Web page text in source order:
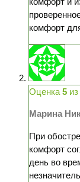
комфорт
Оценка 5
Марина
При
комфорт
день во